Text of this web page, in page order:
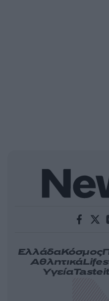
ΕλλάδαΚόσμος
Αθλητικά
ΥγείαTasteit